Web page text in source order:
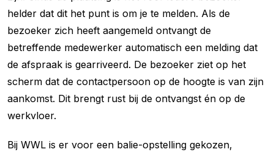
helder dat dit het punt is om je te melden. Als de
bezoeker zich heeft aangemeld ontvangt de
betreffende medewerker automatisch een melding dat
de afspraak is gearriveerd. De bezoeker ziet op het
scherm dat de contactpersoon op de hoogte is van zijn
aankomst. Dit brengt rust bij de ontvangst én op de
werkvloer.
Bij WWL is er voor een balie-opstelling gekozen,